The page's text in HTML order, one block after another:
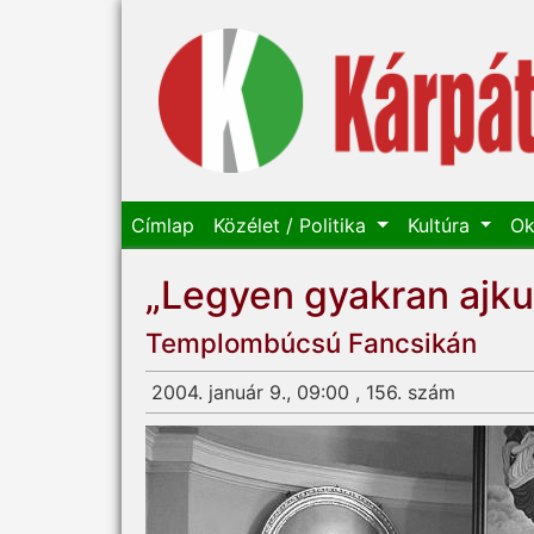
Címlap Közélet / Politika Kultúra
„Legyen gyakran
Templombúcsú Fancsikán
2004. január 9., 09:00 , 156. szám